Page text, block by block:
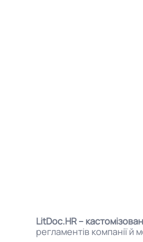
LitDoc.HR –
регламентів компанії й